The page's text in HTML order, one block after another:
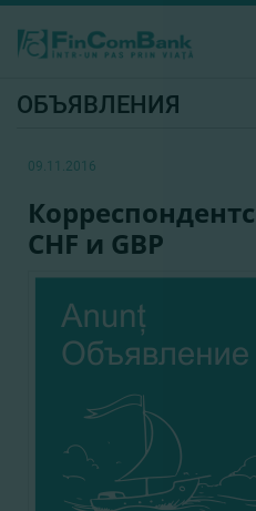
ОБЪЯВЛЕНИЯ
09.11.2016
CHF и GBP